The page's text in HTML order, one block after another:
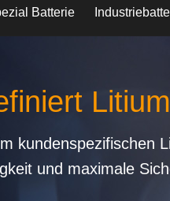
Batterie
kundenspezifischen
und maximale